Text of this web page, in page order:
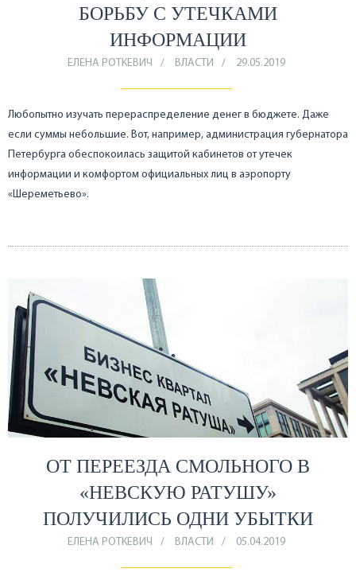
БОРЬБУ С УТЕЧКАМИ
ИНФОРМАЦИИ
ЕЛЕНА РОТКЕВИЧ ВЛАСТИ 29.05.2019
Любопытно изучать перераспределение денег в бюджете. Даже
если суммы небольшие. Вот, например, администрация губернатора
Петербурга обеспокоилась защитой кабинетов от утечек
информации и комфортом официальных лиц в аэропорту
«Шереметьево».
ОТ ПЕРЕЕЗДА СМОЛЬНОГО В
«НЕВСКУЮ РАТУШУ»
ПОЛУЧИЛИСЬ ОДНИ УБЫТКИ
ЕЛЕНА РОТКЕВИЧ ВЛАСТИ 05.04.2019